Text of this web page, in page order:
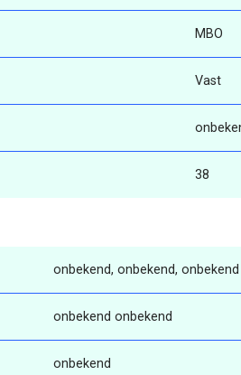
MBO
Vast
38
onbekend, onbekend, onbekend
onbekend onbekend
onbekend